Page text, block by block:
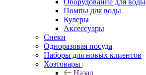
Оборудование для воды
Помпы для воды
Кулеры
Аксессуары
Снеки
Одноразовая посуда
Наборы для новых клиентов
Хозтовары
Назад